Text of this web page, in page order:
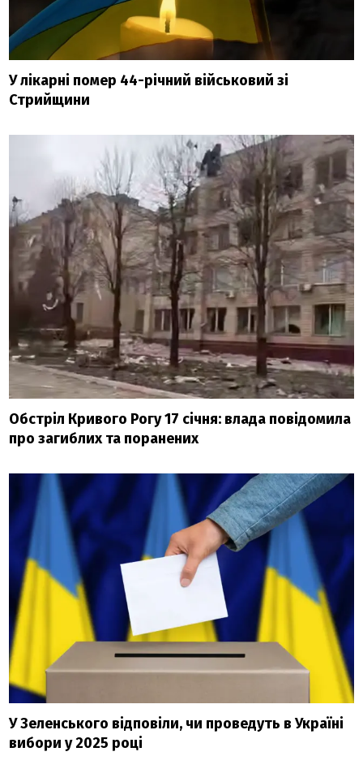
У лікарні помер 44-річний військовий зі
Стрийщини
Обстріл Кривого Рогу 17 січня: влада повідомила
про загиблих та поранених
У Зеленського відповіли, чи проведуть в Україні
вибори у 2025 році